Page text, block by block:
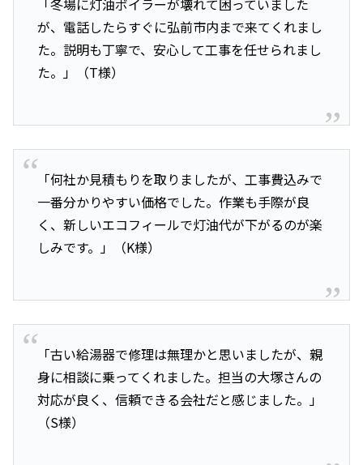
が、電話したらすぐに弘前市内まで来てくれまし
た。説明も丁寧で、安心して工事を任せられまし
た。」（T様）
「何社か見積もりを取りましたが、工事費込みで
一番分かりやすい価格でした。作業も手際が良
く、新しいエコフィールで灯油代が下がるのが楽
しみです。」（K様）
「古い給湯器で修理は無理かと思いましたが、親
身に相談に乗ってくれました。担当の大塚さんの
対応が良く、信頼できる会社だと感じました。」
（S様）